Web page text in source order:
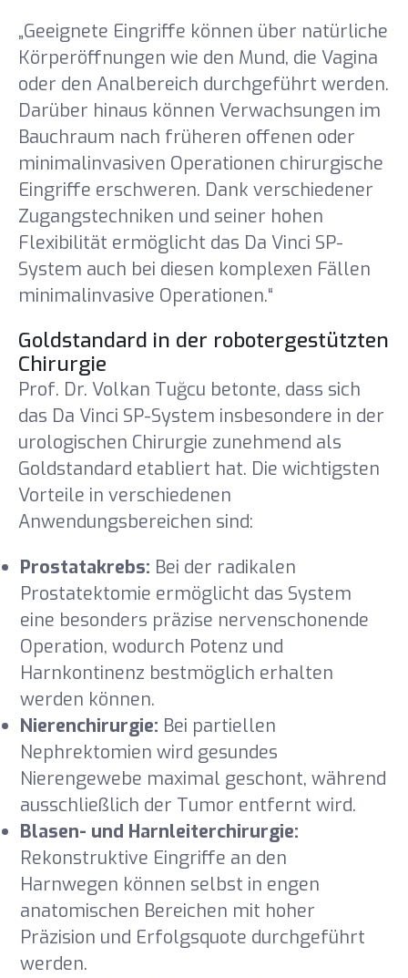
„Geeignete Eingriffe können über natürliche
Körperöffnungen wie den Mund, die Vagina
oder den Analbereich durchgeführt werden.
Darüber hinaus können Verwachsungen im
Bauchraum nach früheren offenen oder
minimalinvasiven Operationen chirurgische
Eingriffe erschweren. Dank verschiedener
Zugangstechniken und seiner hohen
Flexibilität ermöglicht das Da Vinci SP-
System auch bei diesen komplexen Fällen
minimalinvasive Operationen.“
Goldstandard in der robotergestützten
Chirurgie
Prof. Dr. Volkan Tuğcu betonte, dass sich
das Da Vinci SP-System insbesondere in der
urologischen Chirurgie zunehmend als
Goldstandard etabliert hat. Die wichtigsten
Vorteile in verschiedenen
Anwendungsbereichen sind:
Prostatakrebs: Bei der radikalen
Prostatektomie ermöglicht das System
eine besonders präzise nervenschonende
Operation, wodurch Potenz und
Harnkontinenz bestmöglich erhalten
werden können.
Nierenchirurgie: Bei partiellen
Nephrektomien wird gesundes
Nierengewebe maximal geschont, während
ausschließlich der Tumor entfernt wird.
Blasen- und Harnleiterchirurgie:
Rekonstruktive Eingriffe an den
Harnwegen können selbst in engen
anatomischen Bereichen mit hoher
Präzision und Erfolgsquote durchgeführt
werden.